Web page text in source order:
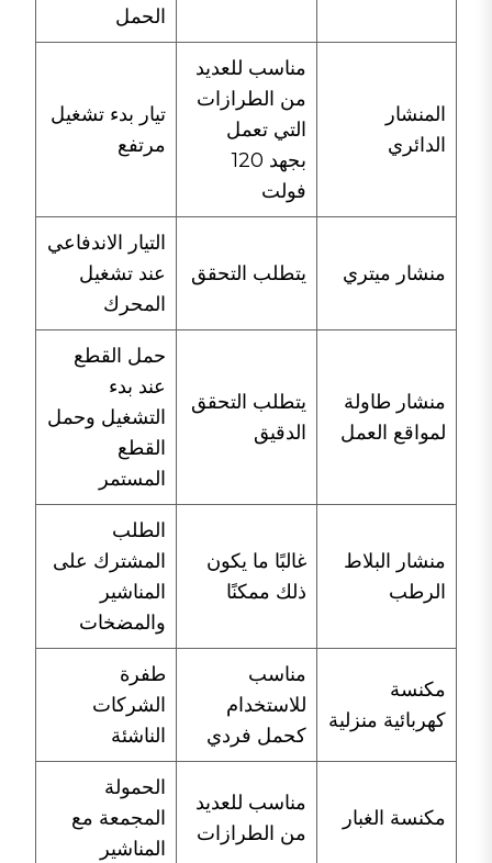
الحمل
المنشار
الدائري
مناسب للعديد
من الطرازات
التي تعمل
بجهد 120
فولت
تيار بدء تشغيل
مرتفع
منشار ميتري يتطلب التحقق
التيار الاندفاعي
عند تشغيل
المحرك
منشار طاولة
لمواقع العمل
يتطلب التحقق
الدقيق
حمل القطع
عند بدء
التشغيل وحمل
القطع
المستمر
منشار البلاط
الرطب
غالبًا ما يكون
ذلك ممكنًا
الطلب
المشترك على
المناشير
والمضخات
مكنسة
كهربائية منزلية
مناسب
للاستخدام
كحمل فردي
طفرة
الشركات
الناشئة
مكنسة الغبار
مناسب للعديد
من الطرازات
الحمولة
المجمعة مع
المناشير